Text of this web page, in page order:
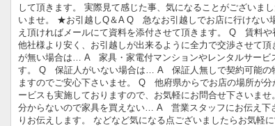
して頂きます。 実際見て感じた事、気になることがございま
いませ。 ★お引越しQ＆A Q 急なお引越しでお店に行けな
え頂ければメールにて資料を添付させて頂きます。 Q 賃料
他社様より安く、お引越しが出来るように全力で交渉させて
が無い場合は… A 家具・家電付マンションやレンタルサービ
す。 Q 保証人がいない場合は… A 保証人無しで契約可能の
ますのでご安心下さいませ。 Q 他府県からでお店の場所が
ービスも実施しておりますので、お気軽にお問合せ下さいま
分からないので家具を買えない… A 営業スタッフにお伝え下
りお伝えします。 などなど気になる点ございましたらお気軽